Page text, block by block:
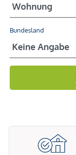
Bundesland